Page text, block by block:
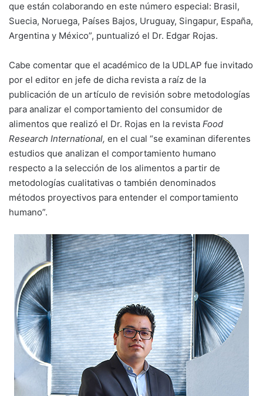
que están colaborando en este número especial: Brasil,
Suecia, Noruega, Países Bajos, Uruguay, Singapur, España,
Argentina y México”, puntualizó el Dr. Edgar Rojas.
Cabe comentar que el académico de la UDLAP fue invitado
por el editor en jefe de dicha revista a raíz de la
publicación de un artículo de revisión sobre metodologías
para analizar el comportamiento del consumidor de
alimentos que realizó el Dr. Rojas en la revista Food
Research International, en el cual “se examinan diferentes
estudios que analizan el comportamiento humano
respecto a la selección de los alimentos a partir de
metodologías cualitativas o también denominados
métodos proyectivos para entender el comportamiento
humano”.